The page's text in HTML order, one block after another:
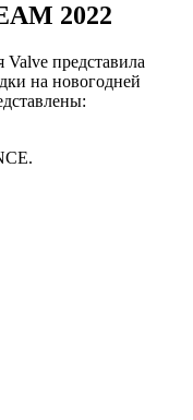
2022
представила
на новогодней